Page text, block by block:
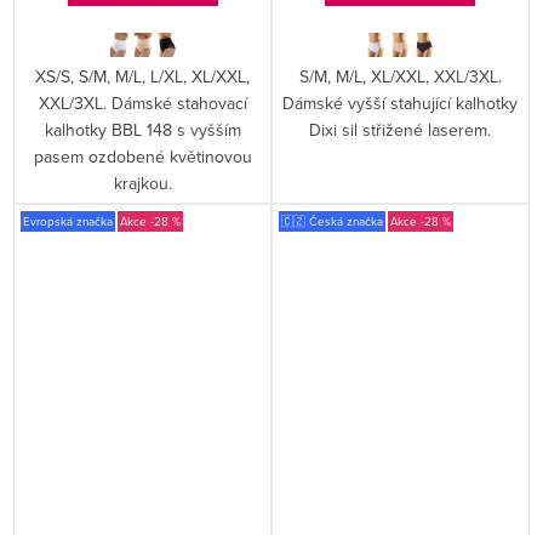
XS/S, S/M, M/L, L/XL, XL/XXL,
XXL/3XL. Dámské stahovací
kalhotky BBL 148 s vyšším
pasem ozdobené květinovou
krajkou.
S/M, M/L, XL/XXL, XXL/3XL.
Dámské vyšší stahující kalhotky
Dixi sil střižené laserem.
Evropská značka -28 % 🇨🇿 Česká značka -28 %